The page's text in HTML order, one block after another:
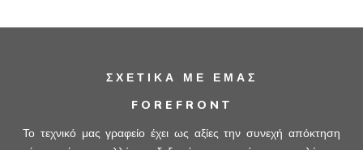
ΣΧΕΤΙΚΆ ΜΕ ΕΜΆΣ
FOREFRONT
Το τεχνικό μας γραφείο έχει ως αξίες την συνεχή απόκτηση